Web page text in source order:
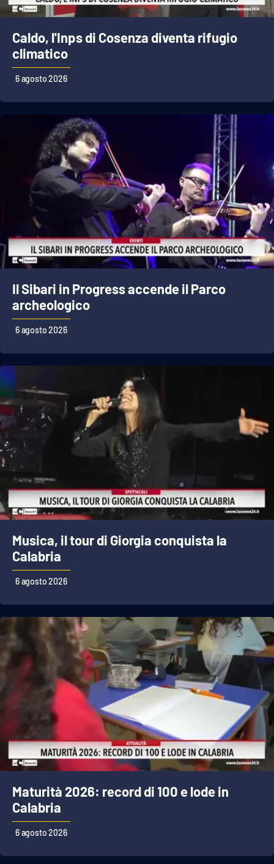
Caldo, l'Inps di Cosenza diventa rifugio
climatico
6 agosto 2026
Il Sibari in Progress accende il Parco
archeologico
6 agosto 2026
Musica, il tour di Giorgia conquista la
Calabria
6 agosto 2026
Maturità 2026: record di 100 e lode in
Calabria
6 agosto 2026